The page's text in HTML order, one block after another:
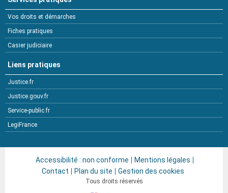
Vos droits et démarches
Fiches pratiques
Casier judiciaire
Liens pratiques
Justice.fr
Justice.gouv.fr
Service-public.fr
LegiFrance
Accessibilité : non conforme
Mentions légales
Contact
Plan du site Gestion des cookies
Tous droits réservés